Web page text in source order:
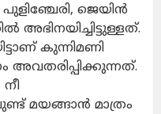
ജെയിൻ
അഭിനയിച്ചിട്ടുള്ളത്.
കുന്നിമണി
അവതരിപ്പിക്കുന്നത്.
മയങ്ങാൻ മാത്രം